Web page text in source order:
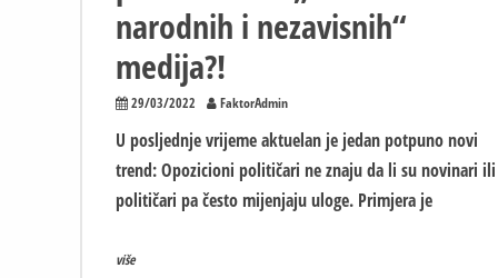
narodnih i nezavisnih“
medija?!
29/03/2022 FaktorAdmin
U posljednje vrijeme aktuelan je jedan potpuno novi
trend: Opozicioni političari ne znaju da li su novinari ili
političari pa često mijenjaju uloge. Primjera je
više